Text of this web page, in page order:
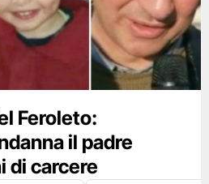
Feroleto:
il padre
di carcere